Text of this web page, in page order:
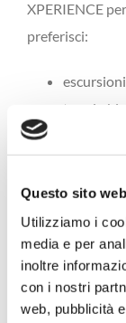
Questo sito
Utilizziamo i
media e per
inoltre
con i nostri
web, pubblicità
XPERIENCE
preferisci:
tour in
canoa,